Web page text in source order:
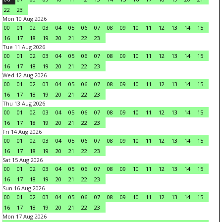
22
23
Mon 10 Aug 2026
00
01 02 03 04 05 06 07 08 09 10 11 12 13 14
15
16
17 18 19 20 21 22
23
Tue 11 Aug 2026
00
01 02 03 04 05 06 07 08 09 10 11 12 13 14
15
16
17 18 19 20 21 22
23
Wed 12 Aug 2026
00
01 02 03 04 05 06 07 08 09 10 11 12 13 14
15
16
17 18 19 20 21 22
23
Thu 13 Aug 2026
00
01 02 03 04 05 06 07 08 09 10 11 12 13 14
15
16
17 18 19 20 21 22
23
Fri 14 Aug 2026
00
01 02 03 04 05 06 07 08 09 10 11 12 13 14
15
16
17 18 19 20 21 22
23
Sat 15 Aug 2026
00
01 02 03 04 05 06 07 08 09 10 11 12 13 14
15
16
17 18 19 20 21 22
23
Sun 16 Aug 2026
00
01 02 03 04 05 06 07 08 09 10 11 12 13 14
15
16
17 18 19 20 21 22
23
Mon 17 Aug 2026